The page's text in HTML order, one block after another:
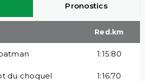
Pronostics
Red.km
1:15:80
du choquel 1:16:70